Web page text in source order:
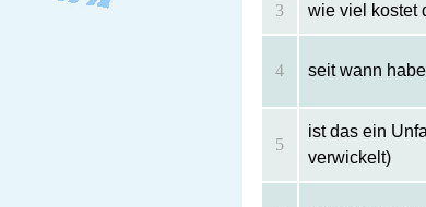
3 wie viel kostet
4 seit wann
5
ist das ein
verwickelt)